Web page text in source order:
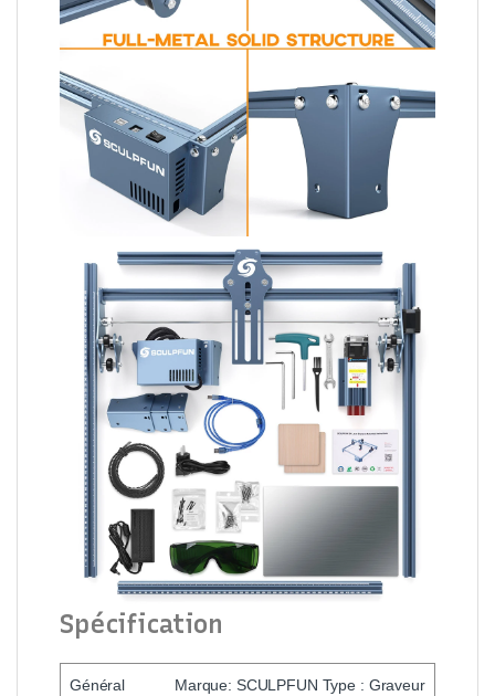
Spécification
Général
Marque: SCULPFUN Type : Graveur